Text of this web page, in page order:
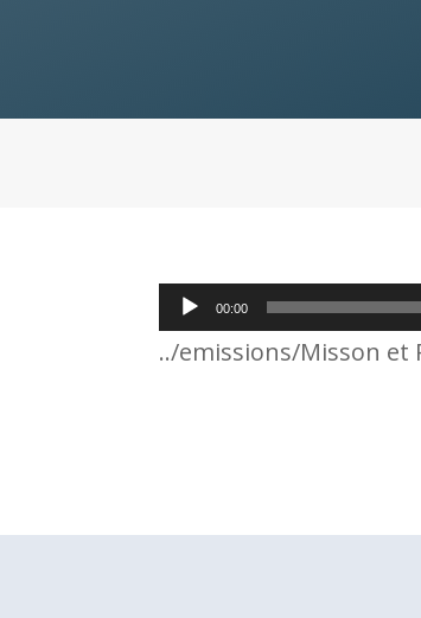
Lecteur
audio
00:00
../emissions/Misson et